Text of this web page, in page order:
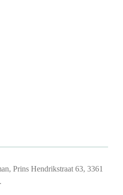
Prins Hendrikstraat 63, 3361